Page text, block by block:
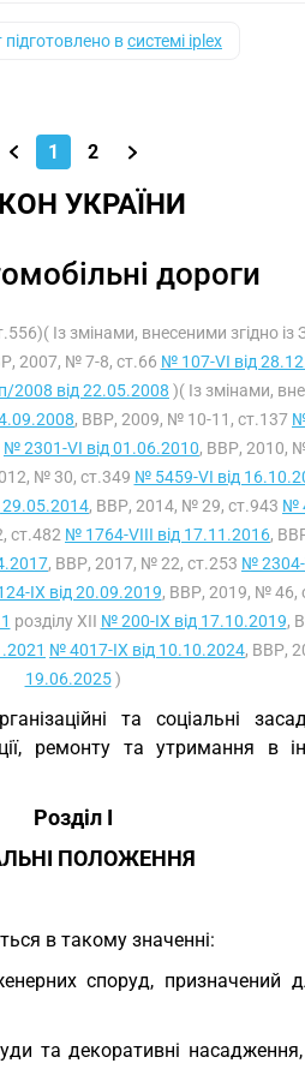
всистемі iplex
1 2
УКРАЇНИ
дороги
Із змінами, внесеними згідно із
2007, № 7-8, ст.66 № 107-VI від
2008 від 22.05.2008 )( Із змінами,
, ВВР, 2009, № 10-11, ст.137
№ 2301-VI від 01.06.2010, ВВР, 2010,
№ 30, ст.349 № 5459-VI від
, ВВР, 2014, № 29, ст.943 №
ст.482 № 1764-VIII від 17.11.2016,
, ВВР, 2017, № 22, ст.253 № 2304-
IX від 20.09.2019, ВВР, 2019, № 46,
розділу XII № 200-IX від 17.10.2019,
№ 4017-IX від 10.10.2024, ВВР,
19.06.2025)
та соціальні
ремонту та утримання в
Розділ I
ПОЛОЖЕННЯ
в такому значенні:
споруд, призначений
та декоративні